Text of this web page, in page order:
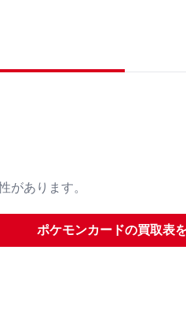
があります。
ポケモンカードの買取表